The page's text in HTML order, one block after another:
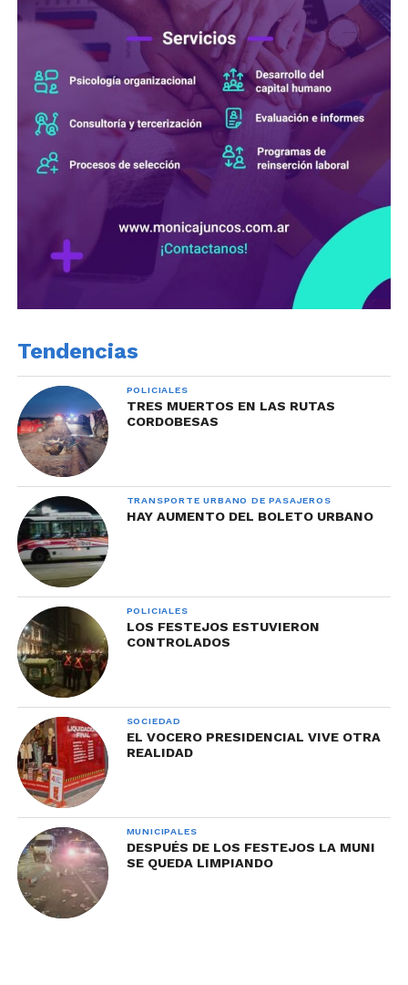
Tendencias
POLICIALES
TRES MUERTOS EN LAS RUTAS
CORDOBESAS
TRANSPORTE URBANO DE PASAJEROS
HAY AUMENTO DEL BOLETO URBANO
POLICIALES
LOS FESTEJOS ESTUVIERON
CONTROLADOS
SOCIEDAD
EL VOCERO PRESIDENCIAL VIVE OTRA
REALIDAD
MUNICIPALES
DESPUÉS DE LOS FESTEJOS LA MUNI
SE QUEDA LIMPIANDO